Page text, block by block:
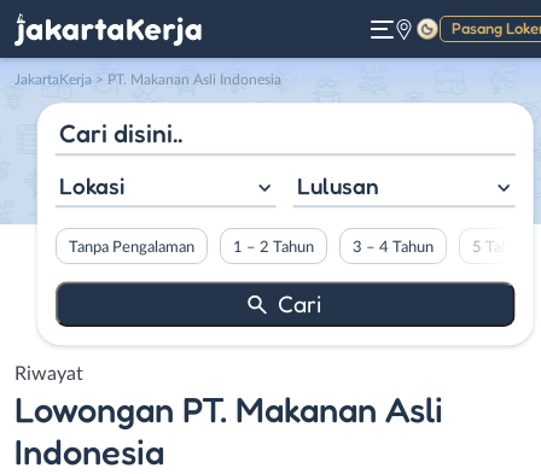
Pasang
Gelap
JakartaKerja > PT. Makanan Asli Indonesia
Lokasi Lulusan
Tanpa Pengalaman 1 – 2 Tahun 3 – 4 Tahun 5 Tahun
Riwayat
Lowongan PT. Makanan Asli
Indonesia